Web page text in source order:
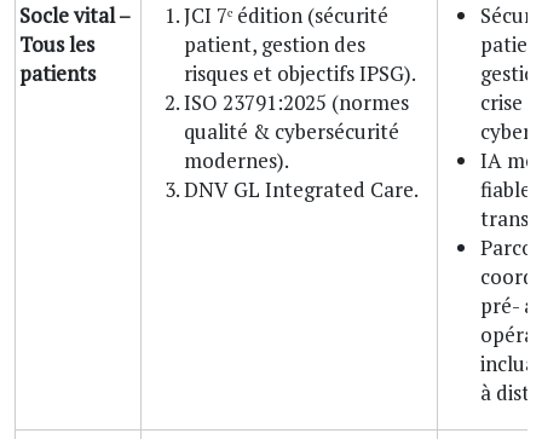
Socle vital –
Tous les
patients
JCI 7ᵉ édition (sécurité
patient, gestion des
risques et objectifs IPSG).
ISO 23791:2025 (normes
qualité & cybersécurité
modernes).
DNV GL Integrated Care.
crise
IA
fiable
pré-
à